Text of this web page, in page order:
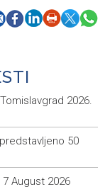
2026.
50
August 2026